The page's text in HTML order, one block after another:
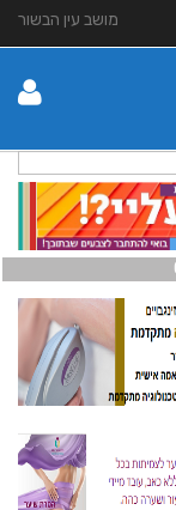
מושב עין הבשור